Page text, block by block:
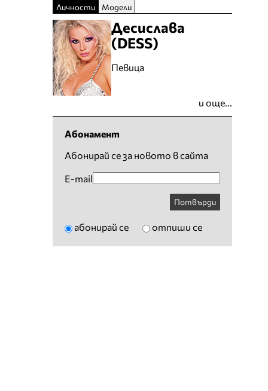
Личности Модели
Десислава
(DESS)
Певица
и още...
Абонамент
Абонирай се за новото в сайта
E-mail
Потвърди
абонирай се отпиши се